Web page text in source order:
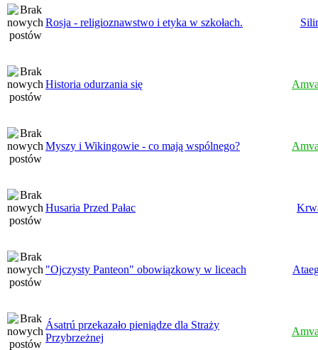
Rosja - religioznawstwo i etyka w szkołach.
Historia odurzania się
Myszy i Wikingowie - co mają wspólnego?
Husaria Przed Pałac
"Ojczysty Panteon" obowiązkowy w liceach
Ásatrú przekazało pieniądze dla Straży
Przybrzeżnej